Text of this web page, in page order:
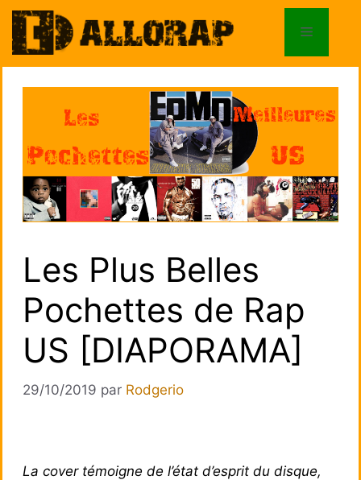
Aller
au
contenu
Menu
Les Plus Belles
Pochettes de Rap
US [DIAPORAMA]
29/10/2019 par Rodgerio
La cover témoigne de l’état d’esprit du disque,